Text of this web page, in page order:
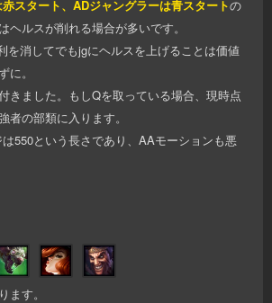
スタート、ADジャングラーは青スタートの
ヘルスが削れる場合が多いです。
を消してでもjgにヘルスを上げることは価値
に。
きました。もしQを取っている場合、現時点
者の部類に入ります。
550という長さであり、AAモーションも悪
ます。